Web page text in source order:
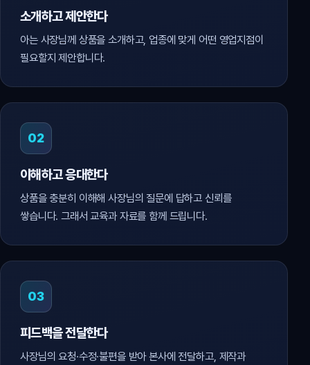
소개하고 제안한다
아는 사장님께 상품을 소개하고, 업종에 맞게 어떤 영업지점이
필요할지 제안합니다.
02
이해하고 응대한다
상품을 충분히 이해해 사장님의 질문에 답하고 신뢰를
쌓습니다. 그래서 교육과 자료를 함께 드립니다.
03
피드백을 전달한다
사장님의 요청·수정·불편을 받아 본사에 전달하고, 제작과